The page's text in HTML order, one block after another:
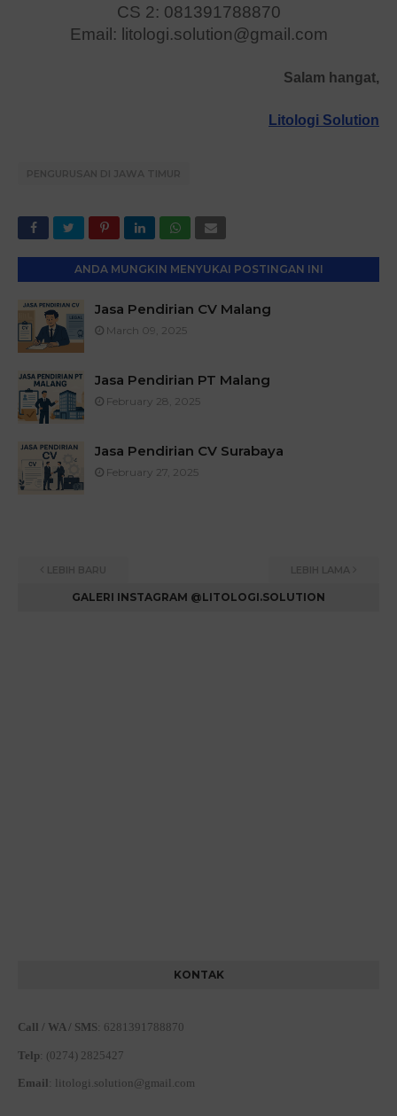
CS 2: 081391788870
Email: litologi.solution@gmail.com
Salam hangat,
Litologi Solution
PENGURUSAN DI JAWA TIMUR
ANDA MUNGKIN MENYUKAI POSTINGAN INI
Jasa Pendirian CV Malang
March 09, 2025
Jasa Pendirian PT Malang
February 28, 2025
Jasa Pendirian CV Surabaya
February 27, 2025
LEBIH BARU LEBIH LAMA
GALERI INSTAGRAM @LITOLOGI.SOLUTION
KONTAK
Call / WA / SMS: 6281391788870
Telp: (0274) 2825427
Email: litologi.solution@gmail.com